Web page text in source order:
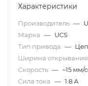
Характеристики
Производитель —
Марка — UCS
Тип привода —
Ширина открывания
Скорость — ~15 мм/
Сила тока — 1.8 А